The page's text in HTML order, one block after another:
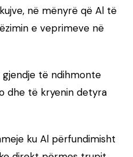
në mënyrë që Al të
e veprimeve në
gjendje të ndihmonte
dhe të kryenin detyra
ku Al përfundimisht